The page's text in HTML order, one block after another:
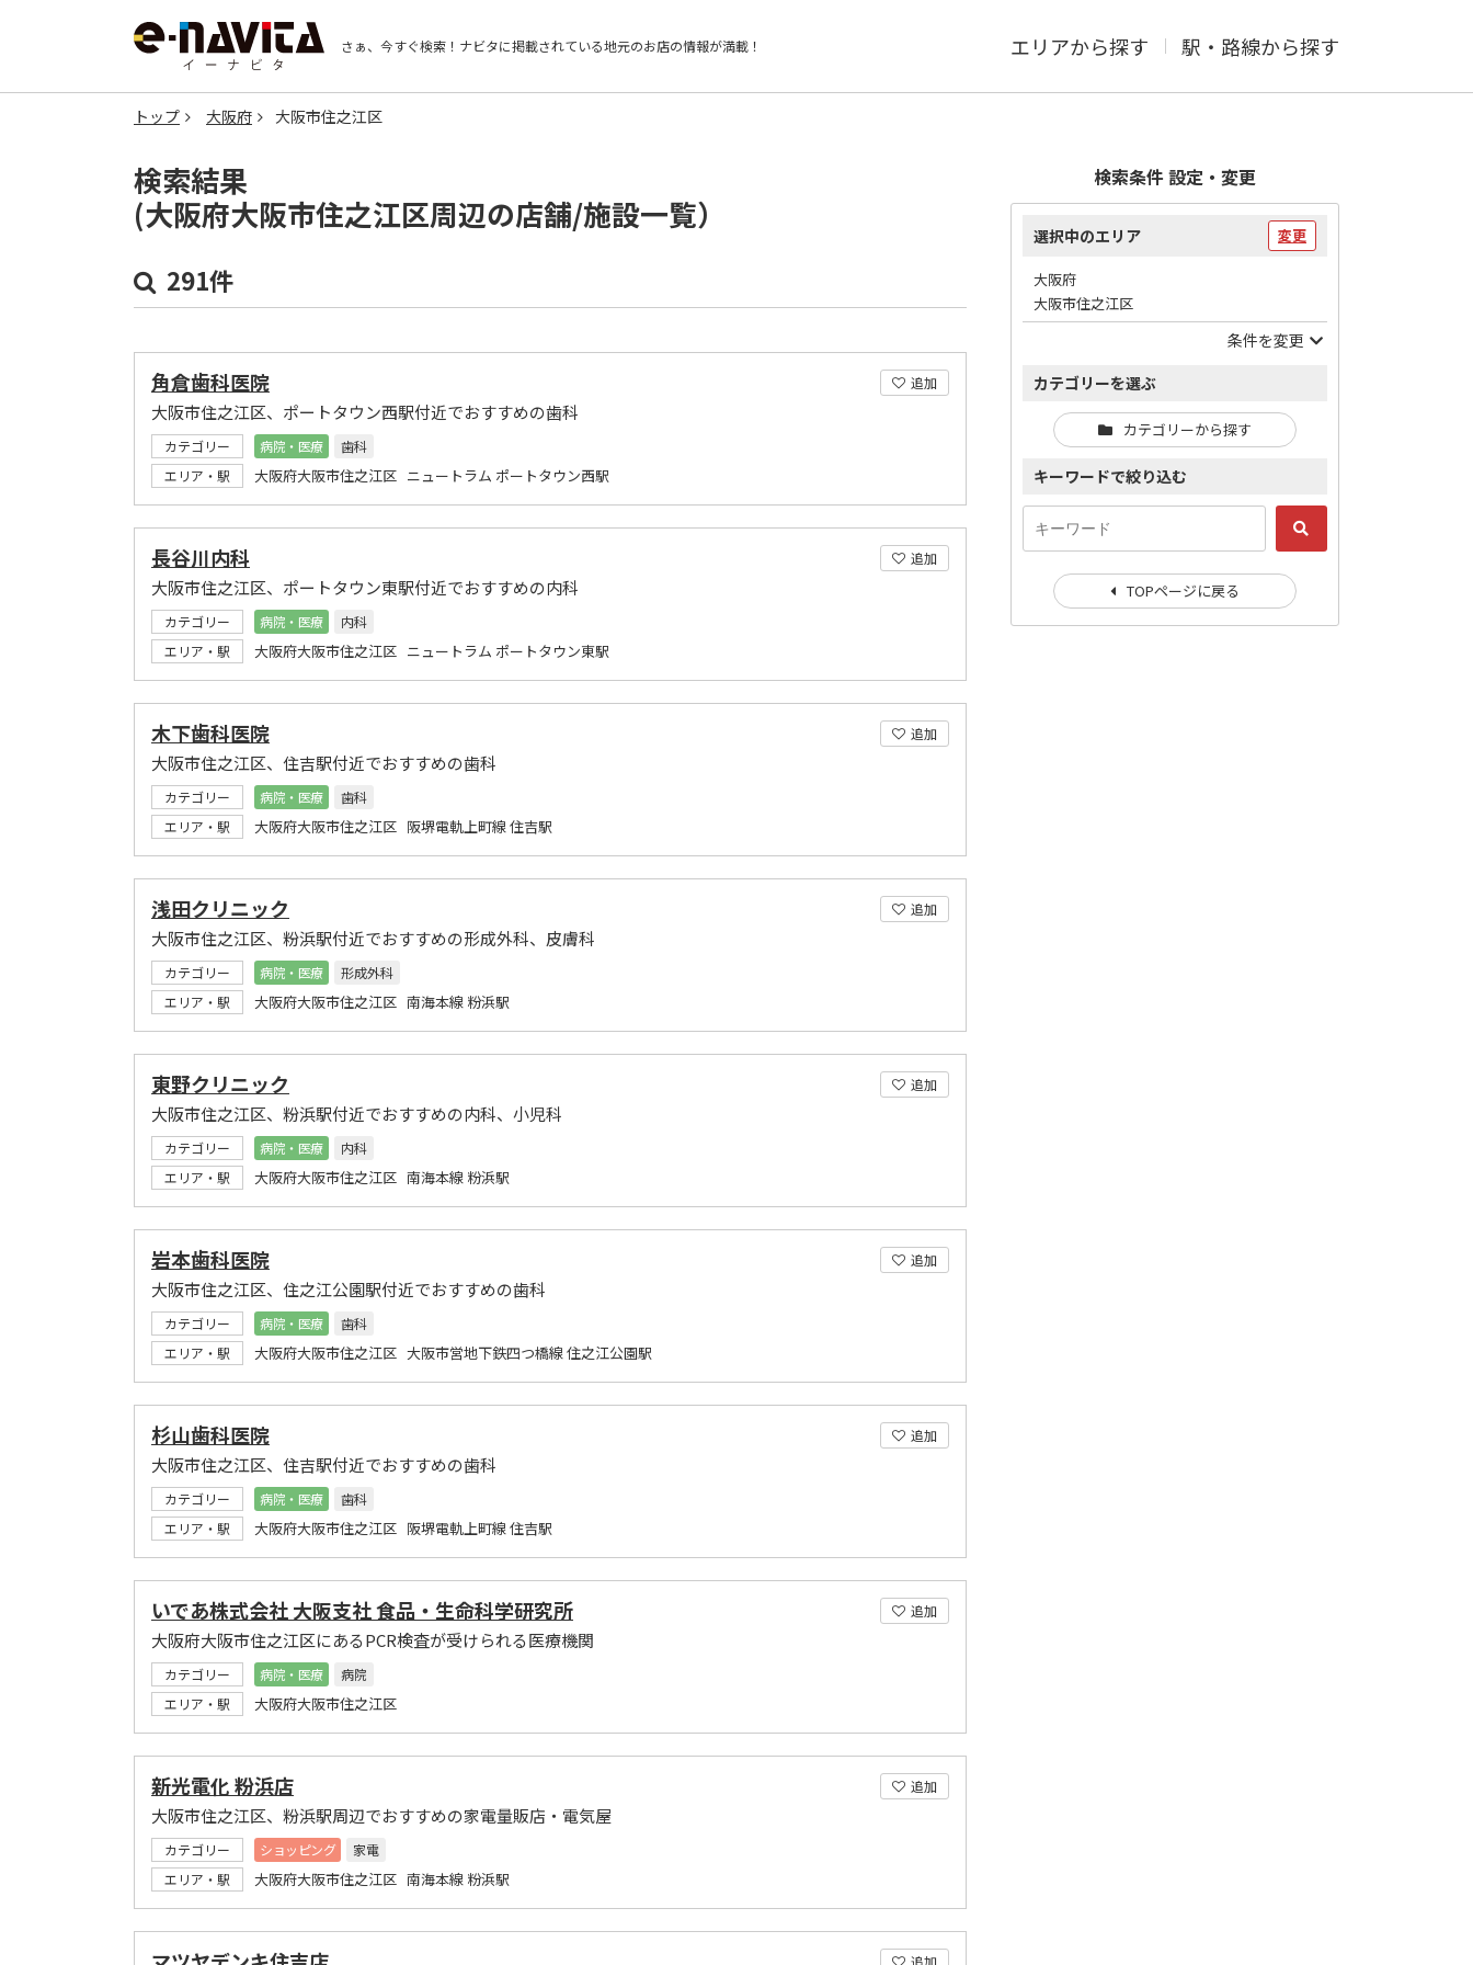
さぁ、今すぐ検索！ ナビタに掲載されている地元のお店の情報が満載！ エリアから探す 駅・路線から探す
トップ 大阪府 大阪市住之江区
検索結果
(大阪府大阪市住之江区周辺の店舗/施設一覧）
291件
追加
角倉歯科医院
大阪市住之江区、ポートタウン西駅付近でおすすめの歯科
カテゴリー 病院・医療
歯科
エリア・駅
大阪府大阪市住之江区 ニュートラム ポートタウン西駅
追加
長谷川内科
大阪市住之江区、ポートタウン東駅付近でおすすめの内科
カテゴリー 病院・医療
内科
エリア・駅
大阪府大阪市住之江区 ニュートラム ポートタウン東駅
追加
木下歯科医院
大阪市住之江区、住吉駅付近でおすすめの歯科
カテゴリー 病院・医療
歯科
エリア・駅
大阪府大阪市住之江区 阪堺電軌上町線 住吉駅
追加
浅田クリニック
大阪市住之江区、粉浜駅付近でおすすめの形成外科、皮膚科
カテゴリー 病院・医療
形成外科
エリア・駅
大阪府大阪市住之江区 南海本線 粉浜駅
追加
東野クリニック
大阪市住之江区、粉浜駅付近でおすすめの内科、小児科
カテゴリー 病院・医療
内科
エリア・駅
大阪府大阪市住之江区 南海本線 粉浜駅
追加
岩本歯科医院
大阪市住之江区、住之江公園駅付近でおすすめの歯科
カテゴリー 病院・医療
歯科
エリア・駅
大阪府大阪市住之江区 大阪市営地下鉄四つ橋線 住之江公園駅
追加
杉山歯科医院
大阪市住之江区、住吉駅付近でおすすめの歯科
カテゴリー 病院・医療
歯科
エリア・駅
大阪府大阪市住之江区 阪堺電軌上町線 住吉駅
追加
いであ株式会社 大阪支社 食品・生命科学研究所
大阪府大阪市住之江区にあるPCR検査が受けられる医療機関
カテゴリー 病院・医療
病院
エリア・駅
大阪府大阪市住之江区
追加
新光電化 粉浜店
大阪市住之江区、粉浜駅周辺でおすすめの家電量販店・電気屋
カテゴリー ショッピング
家電
エリア・駅
大阪府大阪市住之江区 南海本線 粉浜駅
追加
検索条件 設定・変更
選択中のエリア 変更
大阪府
大阪市住之江区
条件を変更
カテゴリーを選ぶ
カテゴリーから探す
キーワードで絞り込む
TOPページに戻る